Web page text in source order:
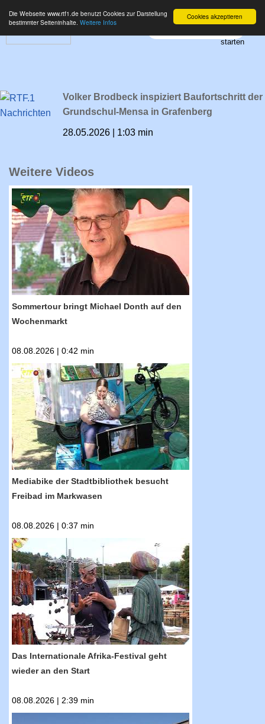
Cookies akzeptieren
Die Webseite www.rtf1.de benutzt Cookies zur Darstellung
bestimmter Seiteninhalte. Weitere Infos
Volker Brodbeck inspiziert Baufortschritt der
Grundschul-Mensa in Grafenberg
28.05.2026 | 1:03 min
Weitere Videos
RTF.1-Nachrichten: Sommertour bringt
Michael Donth auf den Wochenmarkt
Sommertour bringt Michael Donth auf den
Wochenmarkt
08.08.2026 | 0:42 min
RTF.1-Nachrichten: Mediabike der
Stadtbibliothek besucht Freibad im
Markwasen
Mediabike der Stadtbibliothek besucht
Freibad im Markwasen
08.08.2026 | 0:37 min
RTF.1-Nachrichten: Das Internationale Afrika-
Festival geht wieder an den Start
Das Internationale Afrika-Festival geht
wieder an den Start
08.08.2026 | 2:39 min